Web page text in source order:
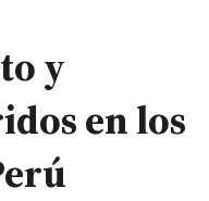
y
en los